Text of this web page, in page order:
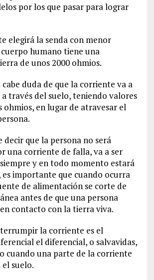
por los que pasar para lograr
elegirá la senda con menor
humano tiene una
de unos 2000 ohmios.
duda de que la corriente va a
través del suelo, teniendo valores
ohmios, en lugar de atravesar el
decir que la persona no será
una corriente de falla, va a ser
y en todo momento estará
es importante que cuando ocurra
de alimentación se corte de
antes de que una persona
contacto con la tierra viva.
la corriente es el
el diferencial, o salvavidas,
cuando una parte de la corriente
el suelo.